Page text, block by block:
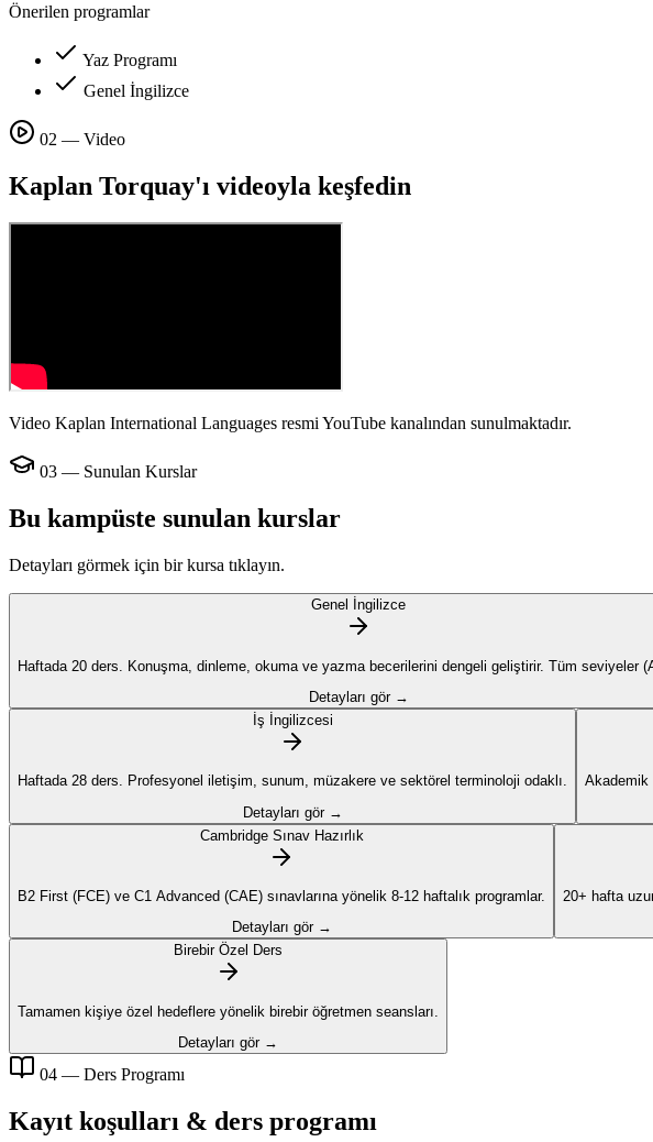
Önerilen programlar
Yaz Programı
Genel İngilizce
02 — Video
Kaplan Torquay'ı videoyla keşfedin
Video Kaplan International Languages resmi YouTube kanalından sunulmaktadır.
03 — Sunulan Kurslar
Bu kampüste sunulan kurslar
Detayları görmek için bir kursa tıklayın.
Genel İngilizce
Haftada 20 ders. Konuşma, dinleme, okuma ve yazma becerilerini dengeli geliştirir. Tüm seviyeler
Detayları gör →
İş İngilizcesi
Haftada 28 ders. Profesyonel iletişim, sunum, müzakere ve sektörel terminoloji odaklı.
Detayları gör →
Akademik
Cambridge Sınav Hazırlık
B2 First (FCE) ve C1 Advanced (CAE) sınavlarına yönelik 8-12 haftalık programlar.
Detayları gör →
20+ hafta
Birebir Özel Ders
Tamamen kişiye özel hedeflere yönelik birebir öğretmen seansları.
Detayları gör →
04 — Ders Programı
Kayıt koşulları & ders programı